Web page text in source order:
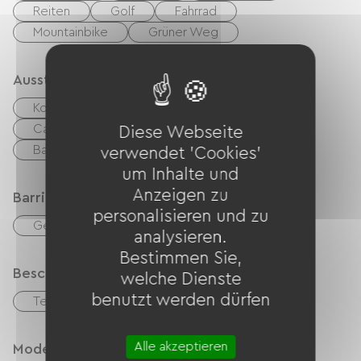
Reiten Golf
Fahrrad
Mountainbike
Grüner Weg
Ausstattung
Kostenloses WLAN
Canal +
Kabel / Satellit
Babyausstattung
Fön
Barrierefreiheit
Geeigneter Parkplatz
Beschreibung
Terrasse
Modes de paiement
Diese Webseite
verwendet 'Cookies'
um Inhalte und
Anzeigen zu
personalisieren und zu
analysieren.
Bestimmen Sie,
welche Dienste
benutzt werden dürfen
Alle akzeptieren